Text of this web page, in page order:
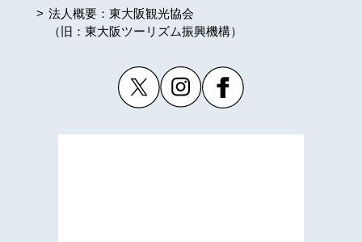
法人概要：東大阪観光協会
（旧：東大阪ツーリズム振興機構）